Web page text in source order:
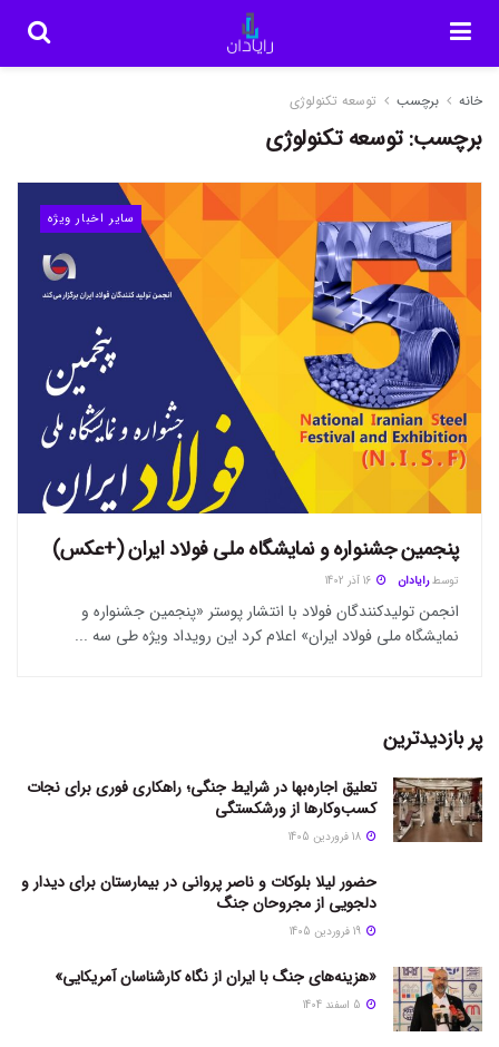
خانه برچسب توسعه تکنولوژی
برچسب:توسعه تکنولوژی
سایر اخبار ویژه
پنجمین جشنواره و نمایشگاه ملی فولاد ایران (+عکس)
توسط رایادان
انجمن تولیدکنندگان فولاد با انتشار پوستر «پنجمین جشنواره و
نمایشگاه ملی فولاد ایران» اعلام کرد این رویداد ویژه طی سه ...
پر بازدیدترین
تعلیق اجاره‌بها در شرایط جنگی؛ راهکاری فوری برای نجات
کسب‌وکارها از ورشکستگی
حضور لیلا بلوکات و ناصر پروانی در بیمارستان برای دیدار و
دلجویی از مجروحان جنگ
«هزینه‌های جنگ با ایران از نگاه کارشناسان آمریکایی»